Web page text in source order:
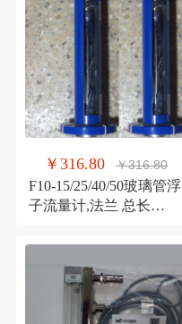
￥316.80 ￥316.80
F10-15/25/40/50玻璃管浮
子流量计,法兰 总长